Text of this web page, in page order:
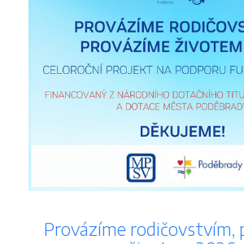
Provázíme rodičovstvím,